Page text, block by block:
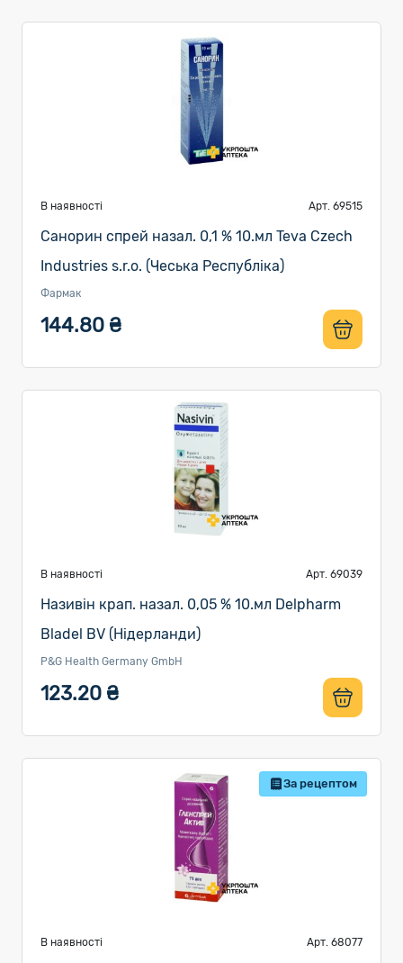
В наявності Арт. 69515
Санорин спрей назал. 0,1 % 10.мл Teva Czech
Industries s.r.o. (Чеська Республіка)
Фармак
144.80 ₴
В наявності Арт. 69039
Називін крап. назал. 0,05 % 10.мл Delpharm
Bladel BV (Нідерланди)
P&G Health Germany GmbH
123.20 ₴
За рецептом
В наявності Арт. 68077